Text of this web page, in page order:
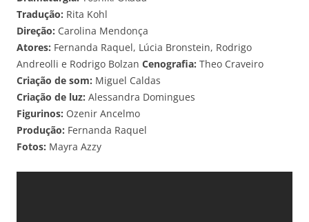
Tradução: Rita Kohl
Direção: Carolina Mendonça
Atores: Fernanda Raquel, Lúcia Bronstein, Rodrigo
Andreolli e Rodrigo Bolzan Cenografia: Theo Craveiro
Criação de som: Miguel Caldas
Criação de luz: Alessandra Domingues
Figurinos: Ozenir Ancelmo
Produção: Fernanda Raquel
Fotos: Mayra Azzy